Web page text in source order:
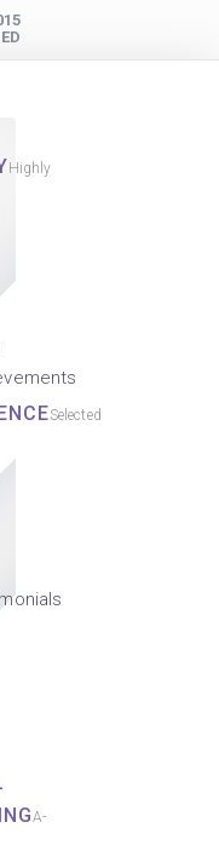
Highly
Selected
A-